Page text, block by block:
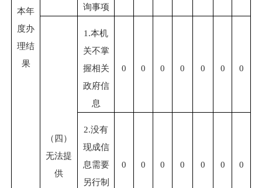
本年
度办
理结
果
询事项
（四）
无法提
供
1.本机
关不掌
握相关
政府信
息
0 0 0 0 0 0 0
2.没有
现成信
息需要
另行制
0 0 0 0 0 0 0